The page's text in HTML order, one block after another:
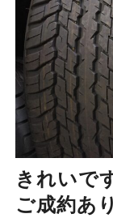
きれいで
ご成約あ